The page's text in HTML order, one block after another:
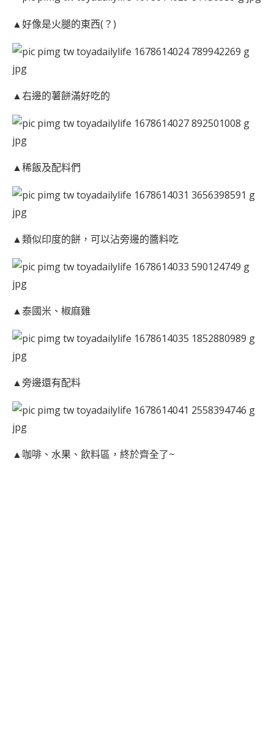
▲好像是火腿的東西(？)
▲右邊的薯餅滿好吃的
▲稀飯及配料們
▲類似印度的餅，可以沾旁邊的醬料吃
▲泰國米、椒麻雞
▲旁邊還有配料
▲咖啡、水果、飲料區，終於齊全了~